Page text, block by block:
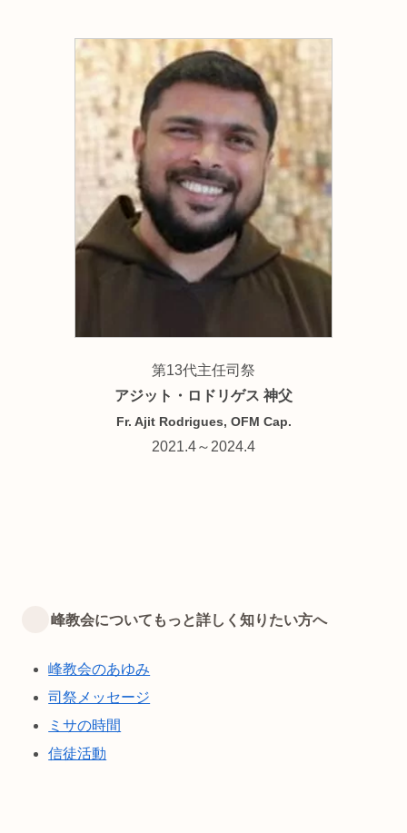
第13代主任司祭
アジット・ロドリゲス 神父
Fr. Ajit Rodrigues, OFM Cap.
2021.4～2024.4
峰教会についてもっと詳しく知りたい方へ
峰教会のあゆみ
司祭メッセージ
ミサの時間
信徒活動